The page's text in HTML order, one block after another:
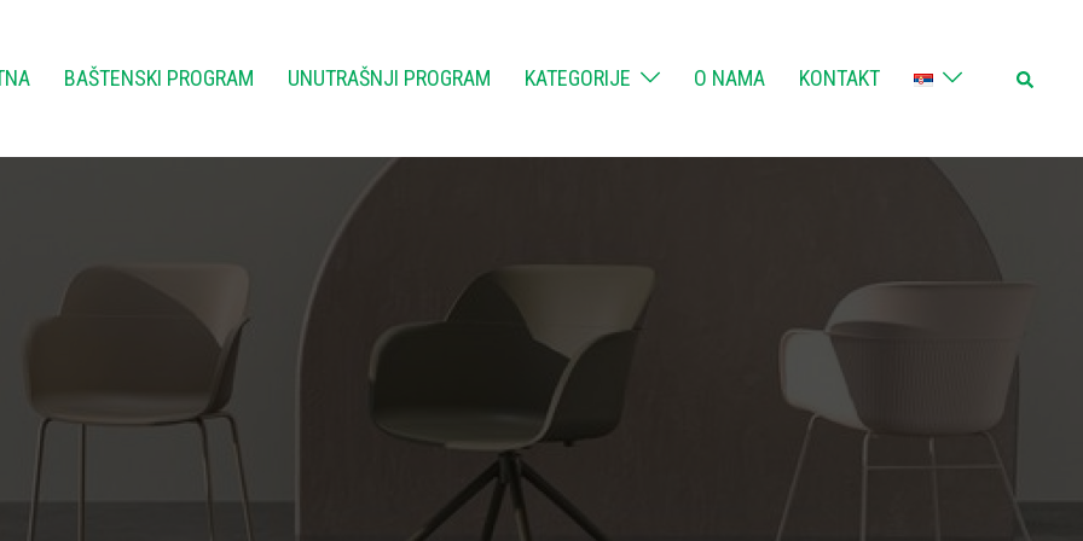
BAŠTENSKI PROGRAM UNUTRAŠNJI PROGRAM KATEGORIJE O NAMA KONTAKT Search